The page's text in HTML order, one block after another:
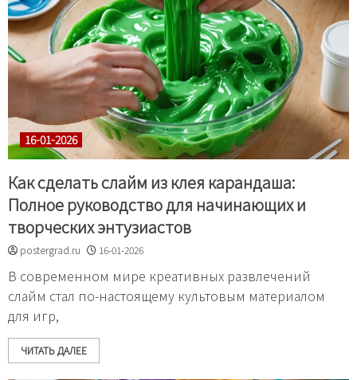
16-01-2026
Как сделать слайм из клея карандаша:
Полное руководство для начинающих и
творческих энтузиастов
postergrad.ru 16-01-2026
В современном мире креативных развлечений
слайм стал по-настоящему культовым материалом
для игр,
ЧИТАТЬ ДАЛЕЕ